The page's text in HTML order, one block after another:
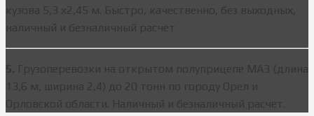
кузова 5,3 х2,45 м. Быстро, качественно, без выходных,
наличный и безналичный расчет
5.
Грузоперевозки на открытом полуприцепе МАЗ (длина
13,6 м, ширина 2,4) до 20 тонн по городу Орел и
Орловской области. Наличный и безналичный расчет.